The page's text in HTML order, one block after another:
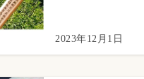
2023年12月1日